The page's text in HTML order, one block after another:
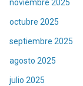
noviembre 2025
octubre 2025
septiembre 2025
agosto 2025
julio 2025